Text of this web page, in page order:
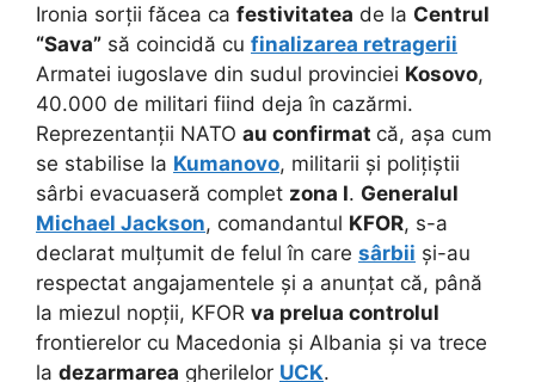
Ironia sorții făcea ca festivitatea de la Centrul
“Sava” să coincidă cu finalizarea retragerii
Armatei iugoslave din sudul provinciei Kosovo,
40.000 de militari fiind deja în cazărmi.
Reprezentanții NATO au confirmat că, așa cum
se stabilise la Kumanovo, militarii și polițiștii
sârbi evacuaseră complet zona I. Generalul
Michael Jackson, comandantul KFOR, s-a
declarat mulțumit de felul în care sârbii și-au
respectat angajamentele și a anunțat că, până
la miezul nopții, KFOR va prelua controlul
frontierelor cu Macedonia și Albania și va trece
la dezarmarea gherilelor UCK.